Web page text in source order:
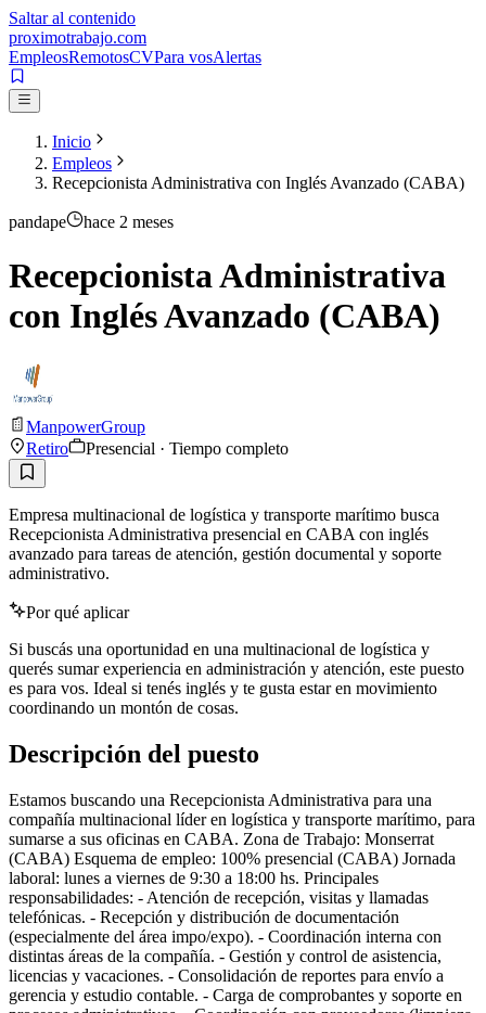
Saltar al contenido
proximotrabajo.com
EmpleosRemotosCVPara vosAlertas
Inicio
Empleos
Recepcionista Administrativa con Inglés Avanzado (CABA)
pandape hace 2 meses
Recepcionista Administrativa
con Inglés Avanzado (CABA)
ManpowerGroup
Retiro
Presencial · Tiempo completo
Empresa multinacional de logística y transporte marítimo busca
Recepcionista Administrativa presencial en CABA con inglés
avanzado para tareas de atención, gestión documental y soporte
administrativo.
Por qué aplicar
Si buscás una oportunidad en una multinacional de logística y
querés sumar experiencia en administración y atención, este puesto
es para vos. Ideal si tenés inglés y te gusta estar en movimiento
coordinando un montón de cosas.
Descripción del puesto
Estamos buscando una Recepcionista Administrativa para una
compañía multinacional líder en logística y transporte marítimo, para
sumarse a sus oficinas en CABA. Zona de Trabajo: Monserrat
(CABA) Esquema de empleo: 100% presencial (CABA) Jornada
laboral: lunes a viernes de 9:30 a 18:00 hs. Principales
responsabilidades: - Atención de recepción, visitas y llamadas
telefónicas. - Recepción y distribución de documentación
(especialmente del área impo/expo). - Coordinación interna con
distintas áreas de la compañía. - Gestión y control de asistencia,
licencias y vacaciones. - Consolidación de reportes para envío a
gerencia y estudio contable. - Carga de comprobantes y soporte en